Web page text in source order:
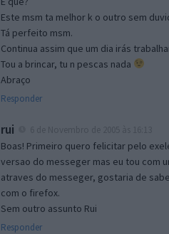
Este msm ta melhor k o outro sem
Tá perfeito msm.
Continua assim que um dia irás
Tou a brincar, tu n pescas nada
Abraço
Responder
rui
Boas! Primeiro quero felicitar pelo
versao do messeger mas eu tou com
atraves do messeger, gostaria de
com o firefox.
Sem outro assunto Rui
Responder